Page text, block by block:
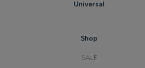
Universal
Shop
SALE